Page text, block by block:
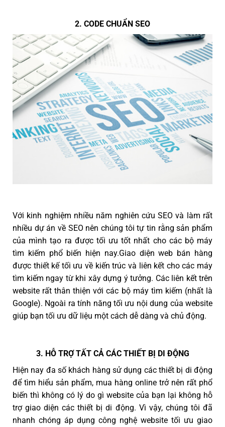
2. CODE CHUẨN SEO
Với kinh nghiệm nhiều năm nghiên cứu SEO và làm rất
nhiều dự án về SEO nên chúng tôi tự tin rằng sản phẩm
của mình tạo ra được tối ưu tốt nhất cho các bộ máy
tìm kiếm phổ biến hiện nay.Giao diện web bán hàng
được thiết kế tối ưu về kiến trúc và liên kết cho các máy
tìm kiếm ngay từ khi xây dựng ý tưởng. Các liên kết trên
website rất thân thiện với các bộ máy tìm kiếm (nhất là
Google). Ngoài ra tính năng tối ưu nội dung của website
giúp bạn tối ưu dữ liệu một cách dễ dàng và chủ động.
3. HỖ TRỢ TẤT CẢ CÁC THIẾT BỊ DI ĐỘNG
Hiện nay đa số khách hàng sử dụng các thiết bị di động
để tìm hiểu sản phẩm, mua hàng online trở nên rất phổ
biến thì không có lý do gì website của bạn lại không hỗ
trợ giao diện các thiết bị di động. Vì vậy, chúng tôi đã
nhanh chóng áp dụng công nghệ website tối ưu giao